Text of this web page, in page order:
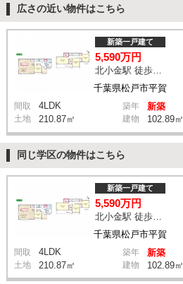
広さの近い物件はこちら
千葉県松戸市平賀
新築一戸建て
5,590万円
北小金駅 徒歩9分
間取 4LDK 築年 新築
土地 210.87㎡ 建物 102.89㎡
同じ学区の物件はこちら
千葉県松戸市平賀
新築一戸建て
5,590万円
間取 4LDK 築年 新築
土地 210.87㎡ 建物 102.89㎡